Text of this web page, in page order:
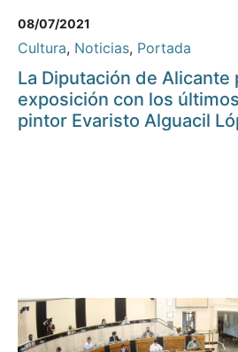
08/07/2021
Cultura, Noticias, Portada
La Diputación de Alicante
exposición con los
pintor Evaristo Alguacil